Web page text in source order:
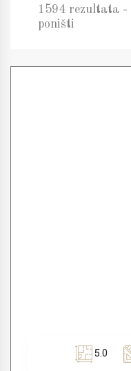
1594 rezultata -
poništi
5.0